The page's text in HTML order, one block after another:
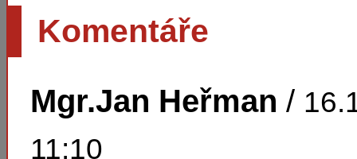
Komentáře
Mgr.Jan Heřman /
11:10